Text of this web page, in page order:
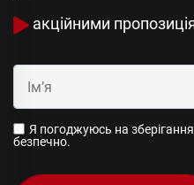
акційними
Я погоджуюсь на
безпечно.